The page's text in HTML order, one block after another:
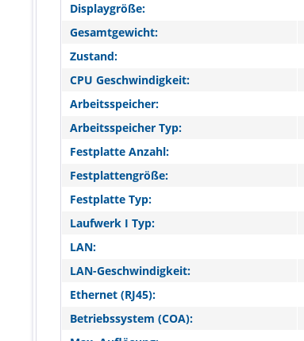
Displaygröße:
Gesamtgewicht:
Zustand:
CPU Geschwindigkeit:
Arbeitsspeicher:
Arbeitsspeicher Typ:
Festplatte Anzahl:
Festplattengröße:
Festplatte Typ:
Laufwerk I Typ:
LAN:
LAN-Geschwindigkeit:
Ethernet (RJ45):
Betriebssystem (COA):